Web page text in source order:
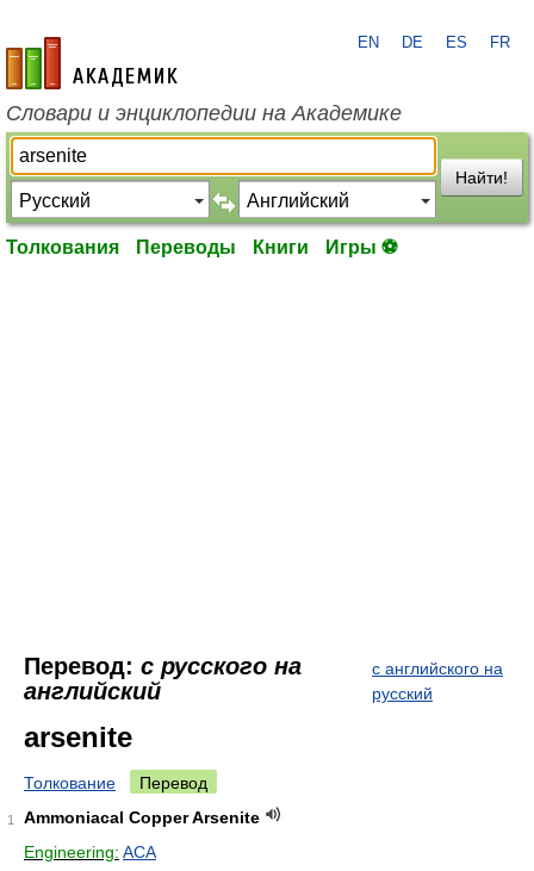
academic.ru
EN DE ES FR
Словари и энциклопедии на Академике
Найти!
Толкования Переводы Книги Игры ⚽
Перевод: с русского на
английский
с английского на
русский
arsenite
Толкование Перевод
1
Ammoniacal Copper Arsenite
Engineering: ACA